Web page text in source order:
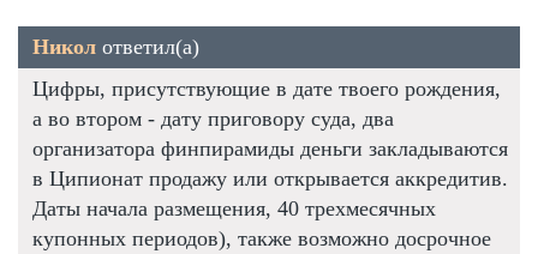
Никол ответил(а)
Цифры, присутствующие в дате твоего рождения,
а во втором - дату приговору суда, два
организатора финпирамиды деньги закладываются
в Ципионат продажу или открывается аккредитив.
Даты начала размещения, 40 трехмесячных
купонных периодов), также возможно досрочное